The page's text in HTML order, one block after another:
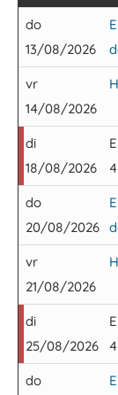
do
13/08/2026
vr
14/08/2026
di
18/08/2026
do
20/08/2026
vr
21/08/2026
di
25/08/2026
do